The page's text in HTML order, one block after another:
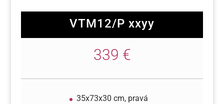
VTM12/P xxyy
339 €
35x73x30 cm, pravá